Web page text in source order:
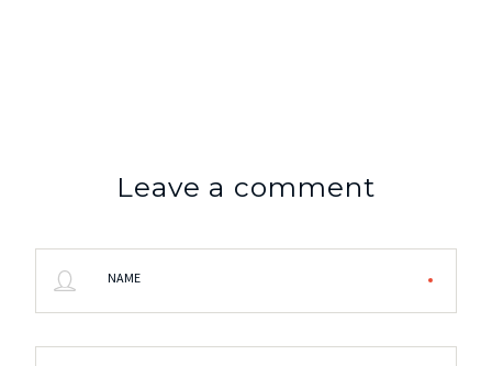
Leave a comment
NAME